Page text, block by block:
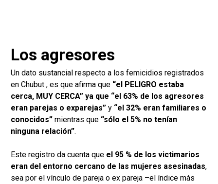
Los agresores
Un dato sustancial respecto a los femicidios registrados
en Chubut , es que afirma que “el PELIGRO estaba
cerca, MUY CERCA” ya que “el 63% de los agresores
eran parejas o exparejas” y “el 32% eran familiares o
conocidos” mientras que “sólo el 5% no tenían
ninguna relación”.
Este registro da cuenta que el 95 % de los victimarios
eran del entorno cercano de las mujeres asesinadas,
sea por el vínculo de pareja o ex pareja –el índice más